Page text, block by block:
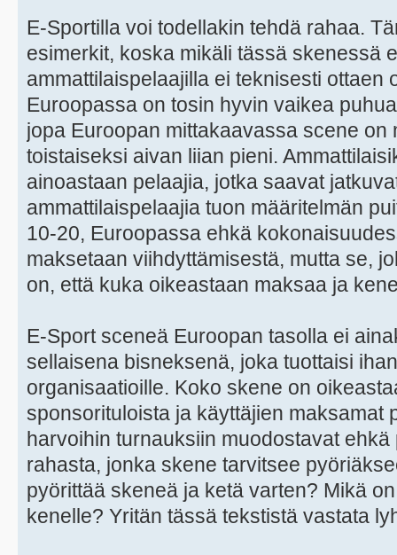
E-Sportilla voi todellakin tehdä rahaa.
esimerkit, koska mikäli tässä skenessä
ammattilaispelaajilla ei teknisesti ottaen
Euroopassa on tosin hyvin vaikea
jopa Euroopan mittakaavassa scene on
toistaiseksi aivan liian pieni.
ainoastaan pelaajia, jotka saavat
ammattilaispelaajia tuon määritelmän
10-20, Euroopassa ehkä
maksetaan viihdyttämisestä, mutta se,
on, että kuka oikeastaan maksaa ja
E-Sport sceneä Euroopan tasolla ei
sellaisena bisneksenä, joka tuottaisi
organisaatioille. Koko skene on
sponsorituloista ja käyttäjien maksamat
harvoihin turnauksiin muodostavat
rahasta, jonka skene tarvitsee
pyörittää skeneä ja ketä varten? Mikä
kenelle? Yritän tässä tekstistä vastata